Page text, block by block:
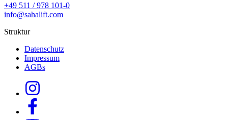
+49 511 / 978 101-0
info@sahalift.com
Struktur
Datenschutz
Impressum
AGBs